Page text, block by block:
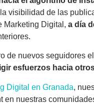
visibilidad de las
Marketing Digital, a día
de nuevos seguidores
esfuerzos hacia
Digital en Granada,
en nuestras